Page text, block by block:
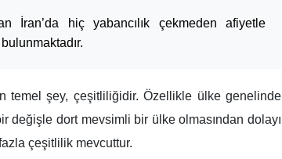
İran’da hiç yabancılık çekmeden afiyetle
temel şey, çeşitliliğidir. Özellikle ülke genelinde
değişle dort mevsimli bir ülke olmasından dolayı
çeşitlilik mevcuttur.